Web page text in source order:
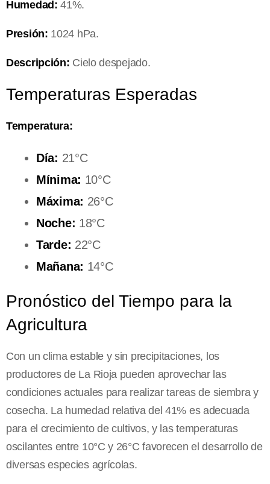
Humedad: 41%.
Presión: 1024 hPa.
Descripción: Cielo despejado.
Temperaturas Esperadas
Temperatura:
Día: 21°C
Mínima: 10°C
Máxima: 26°C
Noche: 18°C
Tarde: 22°C
Mañana: 14°C
Pronóstico del Tiempo para la
Agricultura
Con un clima estable y sin precipitaciones, los
productores de La Rioja pueden aprovechar las
condiciones actuales para realizar tareas de siembra y
cosecha. La humedad relativa del 41% es adecuada
para el crecimiento de cultivos, y las temperaturas
oscilantes entre 10°C y 26°C favorecen el desarrollo de
diversas especies agrícolas.